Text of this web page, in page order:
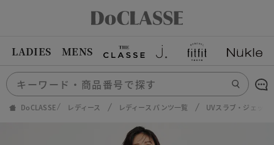
LADIES MENS
DoCLASSE レディース レディース パンツ一覧 UVスラブ・ジェッ